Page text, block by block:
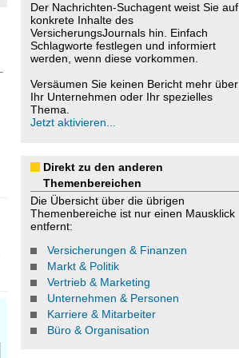
Der Nachrichten-Suchagent weist Sie auf
konkrete Inhalte des
VersicherungsJournals hin. Einfach
Schlagworte festlegen und informiert
werden, wenn diese vorkommen.
Versäumen Sie keinen Bericht mehr über
Ihr Unternehmen oder Ihr spezielles
Thema.
Jetzt aktivieren...
Direkt zu den anderen
Themenbereichen
Die Übersicht über die übrigen
Themenbereiche ist nur einen Mausklick
entfernt:
Versicherungen & Finanzen
Markt & Politik
Vertrieb & Marketing
Unternehmen & Personen
Karriere & Mitarbeiter
Büro & Organisation